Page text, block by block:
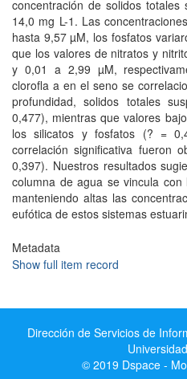
concentración de solidos
14,0 mg L-1. Las
hasta 9,57 µM, los fosfatos
que los valores de nitratos y
y 0,01 a 2,99 µM,
clorofla a en el seno se
profundidad, solidos totales
0,477), mientras que valores
los silicatos y fosfatos (? =
correlación significativa fueron
0,397). Nuestros resultados
columna de agua se vincula
manteniendo altas las
eufótica de estos sistemas
Metadata
Show full item record
Dirección de Servicios de
© 2019 Dspace -